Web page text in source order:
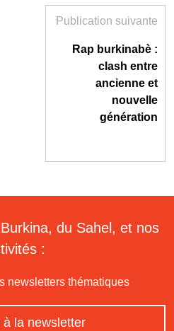
Publication suivante
Rap burkinabè :
clash entre
ancienne et
nouvelle
génération
du Sahel, et nos
:
newsletters thématiques
à la newsletter